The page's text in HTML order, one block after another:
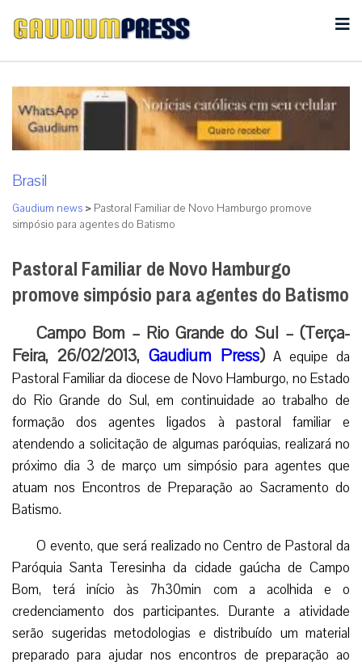
Brasil
Gaudium news > Pastoral Familiar de Novo Hamburgo promove
simpósio para agentes do Batismo
Pastoral Familiar de Novo Hamburgo
promove simpósio para agentes do Batismo
Campo Bom – Rio Grande do Sul – (Terça-
Feira, 26/02/2013, Gaudium Press)A equipe da
Pastoral Familiar da diocese de Novo Hamburgo, no Estado
do Rio Grande do Sul, em continuidade ao trabalho de
formação dos agentes ligados à pastoral familiar e
atendendo a solicitação de algumas paróquias, realizará no
próximo dia 3 de março um simpósio para agentes que
atuam nos Encontros de Preparação ao Sacramento do
Batismo.
O evento, que será realizado no Centro de Pastoral da
Paróquia Santa Teresinha da cidade gaúcha de Campo
Bom, terá início às 7h30min com a acolhida e o
credenciamento dos participantes. Durante a atividade
serão sugeridas metodologias e distribuído um material
preparado para ajudar nos encontros de preparação ao